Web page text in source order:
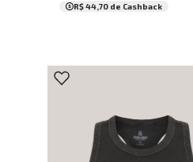
R$ 44,70 de Cashback